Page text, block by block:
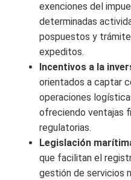
exenciones del
determinadas
pospuestos y
expeditos.
Incentivos a la
orientados a captar
operaciones
ofreciendo ventajas
regulatorias.
Legislación
que facilitan el
gestión de servicios